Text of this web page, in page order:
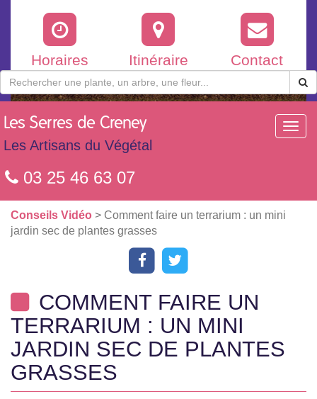
Horaires Itinéraire Contact
Les Serres de Creney
Les Artisans du Végétal
03 25 46 63 07
Conseils Vidéo > Comment faire un terrarium : un mini
jardin sec de plantes grasses
COMMENT FAIRE UN
TERRARIUM : UN MINI
JARDIN SEC DE PLANTES
GRASSES